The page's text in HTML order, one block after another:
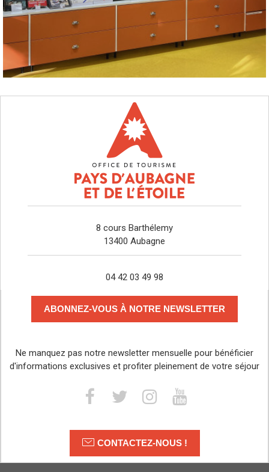
8 cours Barthélemy
13400 Aubagne
04 42 03 49 98
ABONNEZ-VOUS À NOTRE NEWSLETTER
Ne manquez pas notre newsletter mensuelle pour bénéficier
d'informations exclusives et profiter pleinement de votre séjour
CONTACTEZ-NOUS !